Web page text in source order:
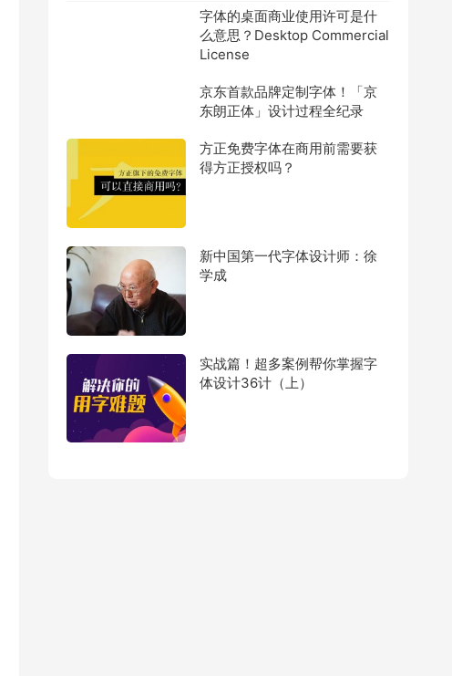
字体的桌面商业使用许可是什
么意思？Desktop Commercial
License
京东首款品牌定制字体！「京
东朗正体」设计过程全纪录
方正免费字体在商用前需要获
得方正授权吗？
新中国第一代字体设计师：徐
学成
实战篇！超多案例帮你掌握字
体设计36计（上）